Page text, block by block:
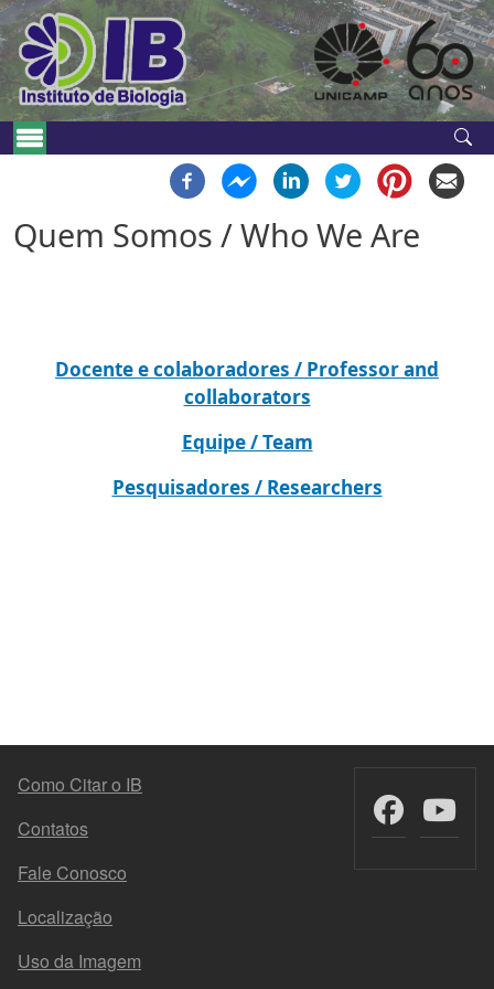
Pular para o conteúdo principal
Navegação principal
Quem Somos / Who We Are
Docente e colaboradores / Professor and
collaborators
Equipe / Team
Pesquisadores / Researchers
MENU DO RODAPÉ
Como Citar o IB
Contatos
Fale Conosco
Localização
Uso da Imagem